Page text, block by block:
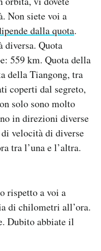
Non siete voi a
dalla quota.
diversa. Quota
559 km. Quota della
della Tiangong, tra
coperti dal segreto,
solo sono molto
in direzioni diverse
velocità di diverse
tra l’una e l’altra.
rispetto a voi a
di chilometri all’ora.
Dubito abbiate il